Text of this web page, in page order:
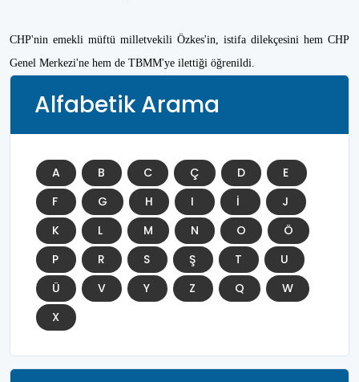
CHP'nin emekli müftü milletvekili Özkes'in, istifa dilekçesini hem CHP
Genel Merkezi'ne hem de TBMM'ye ilettiği öğrenildi.
Alfabetik Arama
A B C Ç D
E
F
G H I İ
J
K
L M N O
Ö
P
R S Ş T
U
Ü
V Y Z Q
W
X